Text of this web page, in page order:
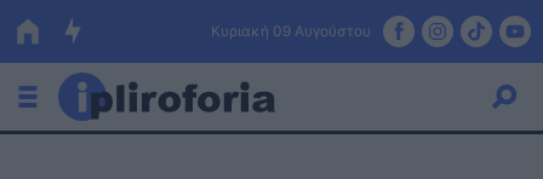
Κυριακή 09 Αυγούστου